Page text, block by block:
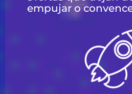
empujar o